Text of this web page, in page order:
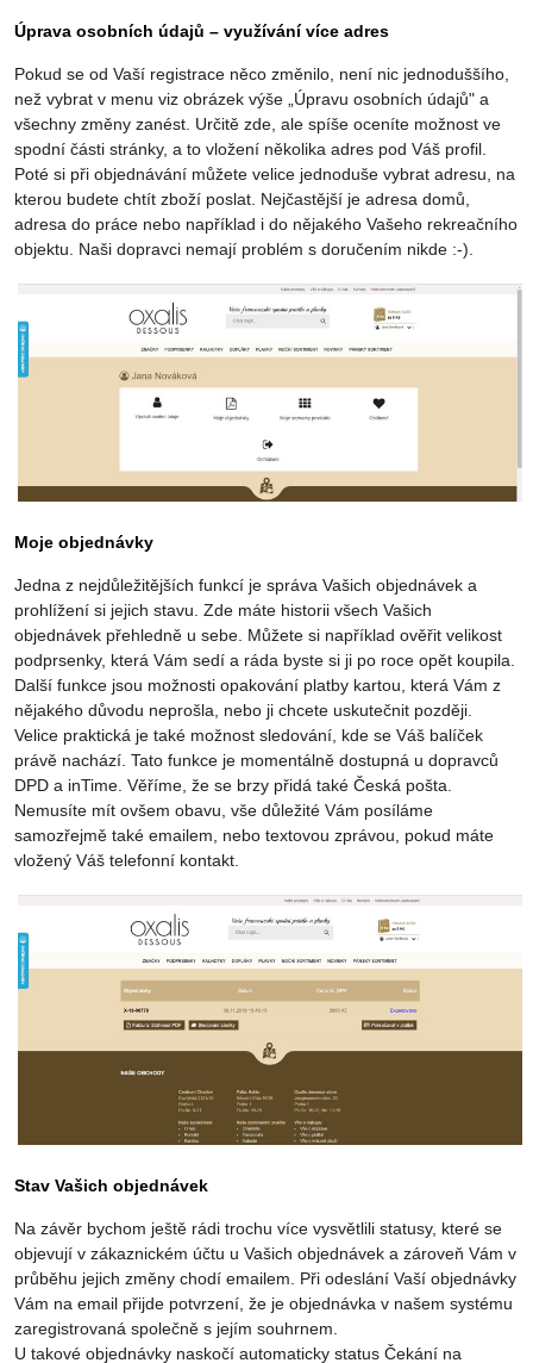
Úprava osobních údajů – využívání více adres
Pokud se od Vaší registrace něco změnilo, není nic jednoduššího,
než vybrat v menu viz obrázek výše „Úpravu osobních údajů" a
všechny změny zanést. Určitě zde, ale spíše oceníte možnost ve
spodní části stránky, a to vložení několika adres pod Váš profil.
Poté si při objednávání můžete velice jednoduše vybrat adresu, na
kterou budete chtít zboží poslat. Nejčastější je adresa domů,
adresa do práce nebo například i do nějakého Vašeho rekreačního
objektu. Naši dopravci nemají problém s doručením nikde :-).
Moje objednávky
Jedna z nejdůležitějších funkcí je správa Vašich objednávek a
prohlížení si jejich stavu. Zde máte historii všech Vašich
objednávek přehledně u sebe. Můžete si například ověřit velikost
podprsenky, která Vám sedí a ráda byste si ji po roce opět koupila.
Další funkce jsou možnosti opakování platby kartou, která Vám z
nějakého důvodu neprošla, nebo ji chcete uskutečnit později.
Velice praktická je také možnost sledování, kde se Váš balíček
právě nachází. Tato funkce je momentálně dostupná u dopravců
DPD a inTime. Věříme, že se brzy přidá také Česká pošta.
Nemusíte mít ovšem obavu, vše důležité Vám posíláme
samozřejmě také emailem, nebo textovou zprávou, pokud máte
vložený Váš telefonní kontakt.
Stav Vašich objednávek
Na závěr bychom ještě rádi trochu více vysvětlili statusy, které se
objevují v zákaznickém účtu u Vašich objednávek a zároveň Vám v
průběhu jejich změny chodí emailem. Při odeslání Vaší objednávky
Vám na email přijde potvrzení, že je objednávka v našem systému
zaregistrovaná společně s jejím souhrnem.
U takové objednávky naskočí automaticky status Čekání na